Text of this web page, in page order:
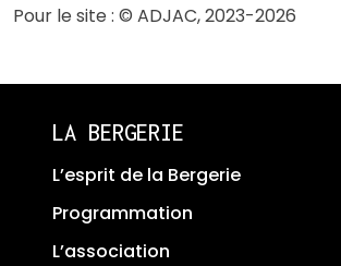
Pour le site : © ADJAC, 2023-2026
LA BERGERIE
L’esprit de la Bergerie
Programmation
L’association